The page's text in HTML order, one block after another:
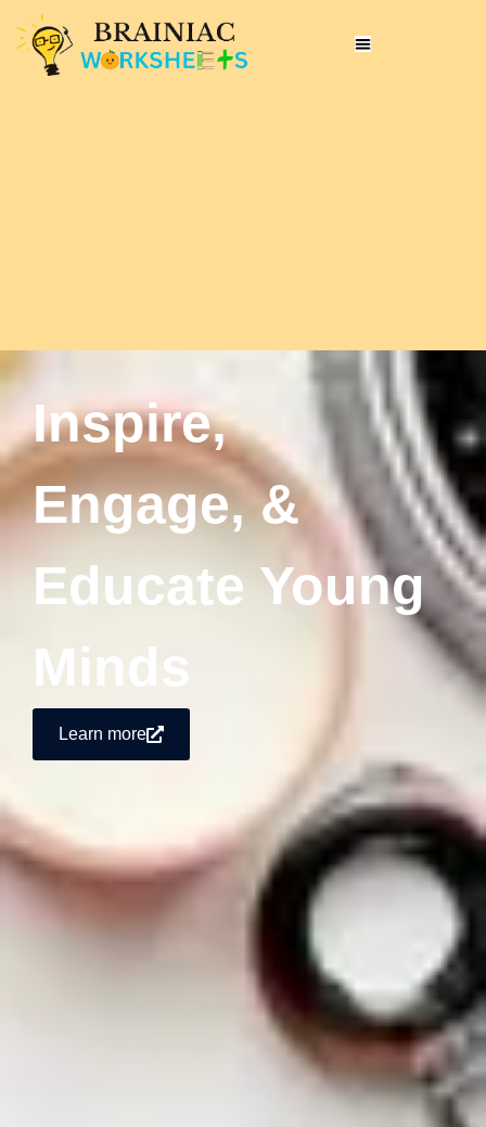
Inspire,
Engage, &
Educate Young
Minds
Learn more